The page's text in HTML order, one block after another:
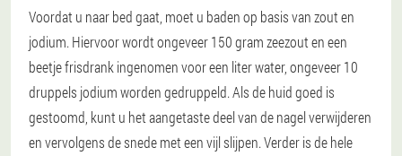
Voordat u naar bed gaat, moet u baden op basis van zout en
jodium. Hiervoor wordt ongeveer 150 gram zeezout en een
beetje frisdrank ingenomen voor een liter water, ongeveer 10
druppels jodium worden gedruppeld. Als de huid goed is
gestoomd, kunt u het aangetaste deel van de nagel verwijderen
en vervolgens de snede met een vijl slijpen. Verder is de hele